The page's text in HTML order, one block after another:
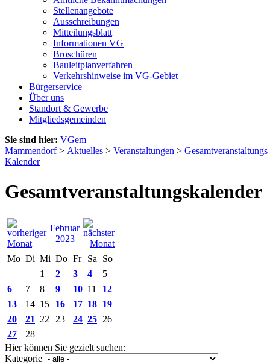
Stellenangebote
Ausschreibungen
Mitteilungsblatt
Informationen VG
Broschüren
Bauleitplanverfahren
Verkehrshinweise im VG-Gebiet
Bürgerservice
Über uns
Standort & Gewerbe
Mitgliedsgemeinden
Sie sind hier: VGem
Mammendorf> Aktuelles > Veranstaltungen > Gesamtveranstaltungs
Kalender
Gesamtveranstaltungskalender
Februar
2023
Mo Di Mi Do Fr Sa
So
1
2 3 4
5
6
7 8 9 10 11
12
13
14 15 16 17 18 19
20
21 22 23 24 25 26
27
28
Hier können Sie gezielt suchen:
Kategorie